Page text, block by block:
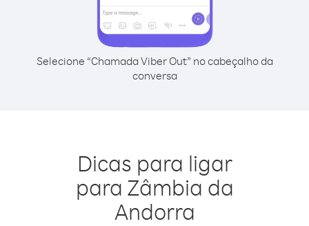
Selecione “Chamada Viber Out” no cabeçalho da
conversa
Dicas para ligar
para Zâmbia da
Andorra